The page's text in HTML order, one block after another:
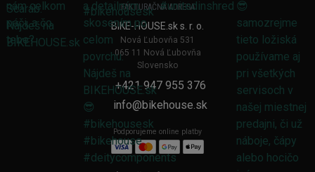
FAKTURAČNÁ ADRESA
BIKE-HOUSE.sk s. r. o.
Nová Ľubovňa 531
065 11 Nová Ľubovňa
Slovensko
+421 947 955 376
info@bikehouse.sk
Podporujeme online platby